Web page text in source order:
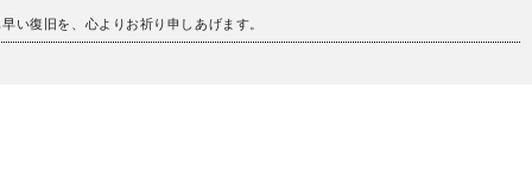
い復旧を、心よりお祈り申しあげます。